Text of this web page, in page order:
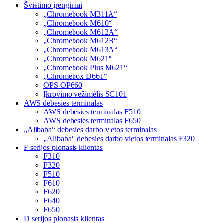
Švietimo įrenginiai
„Chromebook M311A“
„Chromebook M610“
„Chromebook M612A“
„Chromebook M612B“
„Chromebook M613A“
„Chromebook M621“
„Chromebook Plus M621“
„Chromebox D661“
OPS OP660
Įkrovimo vežimėlis SC101
AWS debesies terminalas
AWS debesies terminalas F510
AWS debesies terminalas F650
„Alibaba“ debesies darbo vietos terminalas
„Alibaba“ debesies darbo vietos terminalas F320
F serijos plonasis klientas
F310
F320
F510
F610
F620
F640
F650
D serijos plonasis klientas